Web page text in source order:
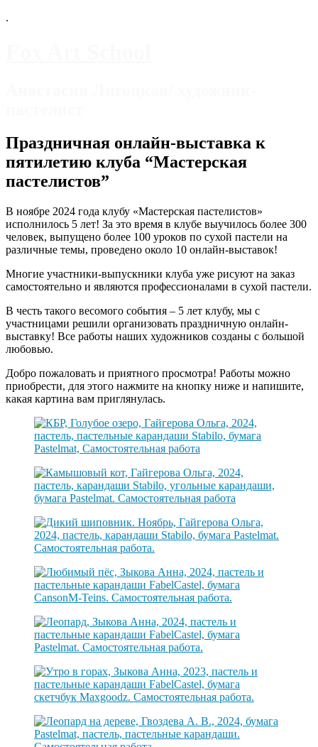
.
Праздничная онлайн-выставка к
пятилетию клуба “Мастерская
пастелистов”
В ноябре 2024 года клубу «Мастерская пастелистов»
исполнилось 5 лет! За это время в клубе выучилось более 300
человек, выпущено более 100 уроков по сухой пастели на
различные темы, проведено около 10 онлайн-выставок!
Многие участники-выпускники клуба уже рисуют на заказ
самостоятельно и являются профессионалами в сухой пастели.
В честь такого весомого события – 5 лет клубу, мы с
участницами решили организовать праздничную онлайн-
выставку! Все работы наших художников созданы с большой
любовью.
Добро пожаловать и приятного просмотра! Работы можно
приобрести, для этого нажмите на кнопку ниже и напишите,
какая картина вам приглянулась.